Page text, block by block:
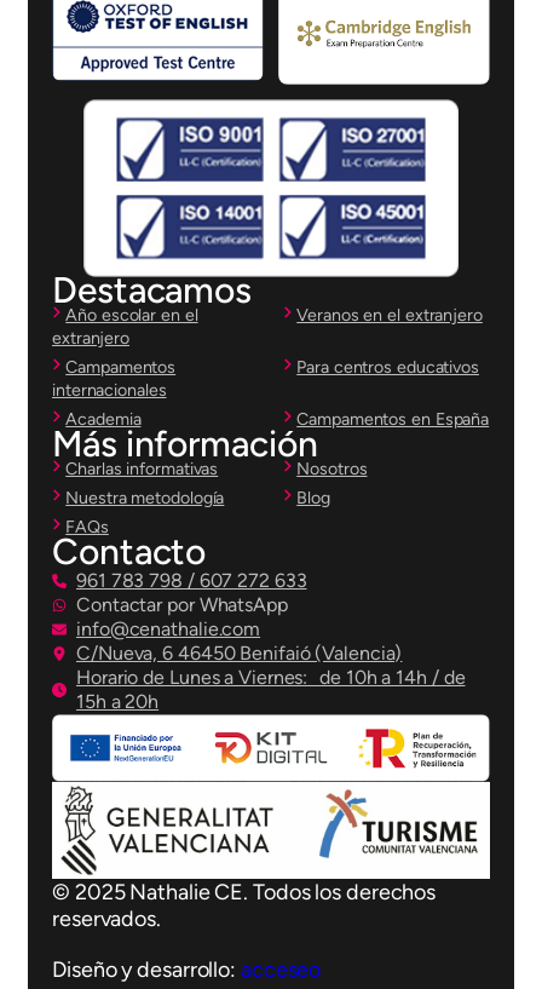
Destacamos
Año escolar en el
extranjero
Veranos en el extranjero
Campamentos
internacionales
Para centros educativos
Academia Campamentos en España
Más información
Charlas informativas
Nosotros
Nuestra metodología
Blog
FAQs
Contacto
961 783 798 / 607 272 633
Contactar por WhatsApp
info@cenathalie.com
C/Nueva, 6 46450 Benifaió (Valencia)
Horario de Lunes a Viernes: de 10h a 14h / de
15h a 20h
© 2025 Nathalie CE. Todos los derechos
reservados.
Diseño y desarrollo: acceseo